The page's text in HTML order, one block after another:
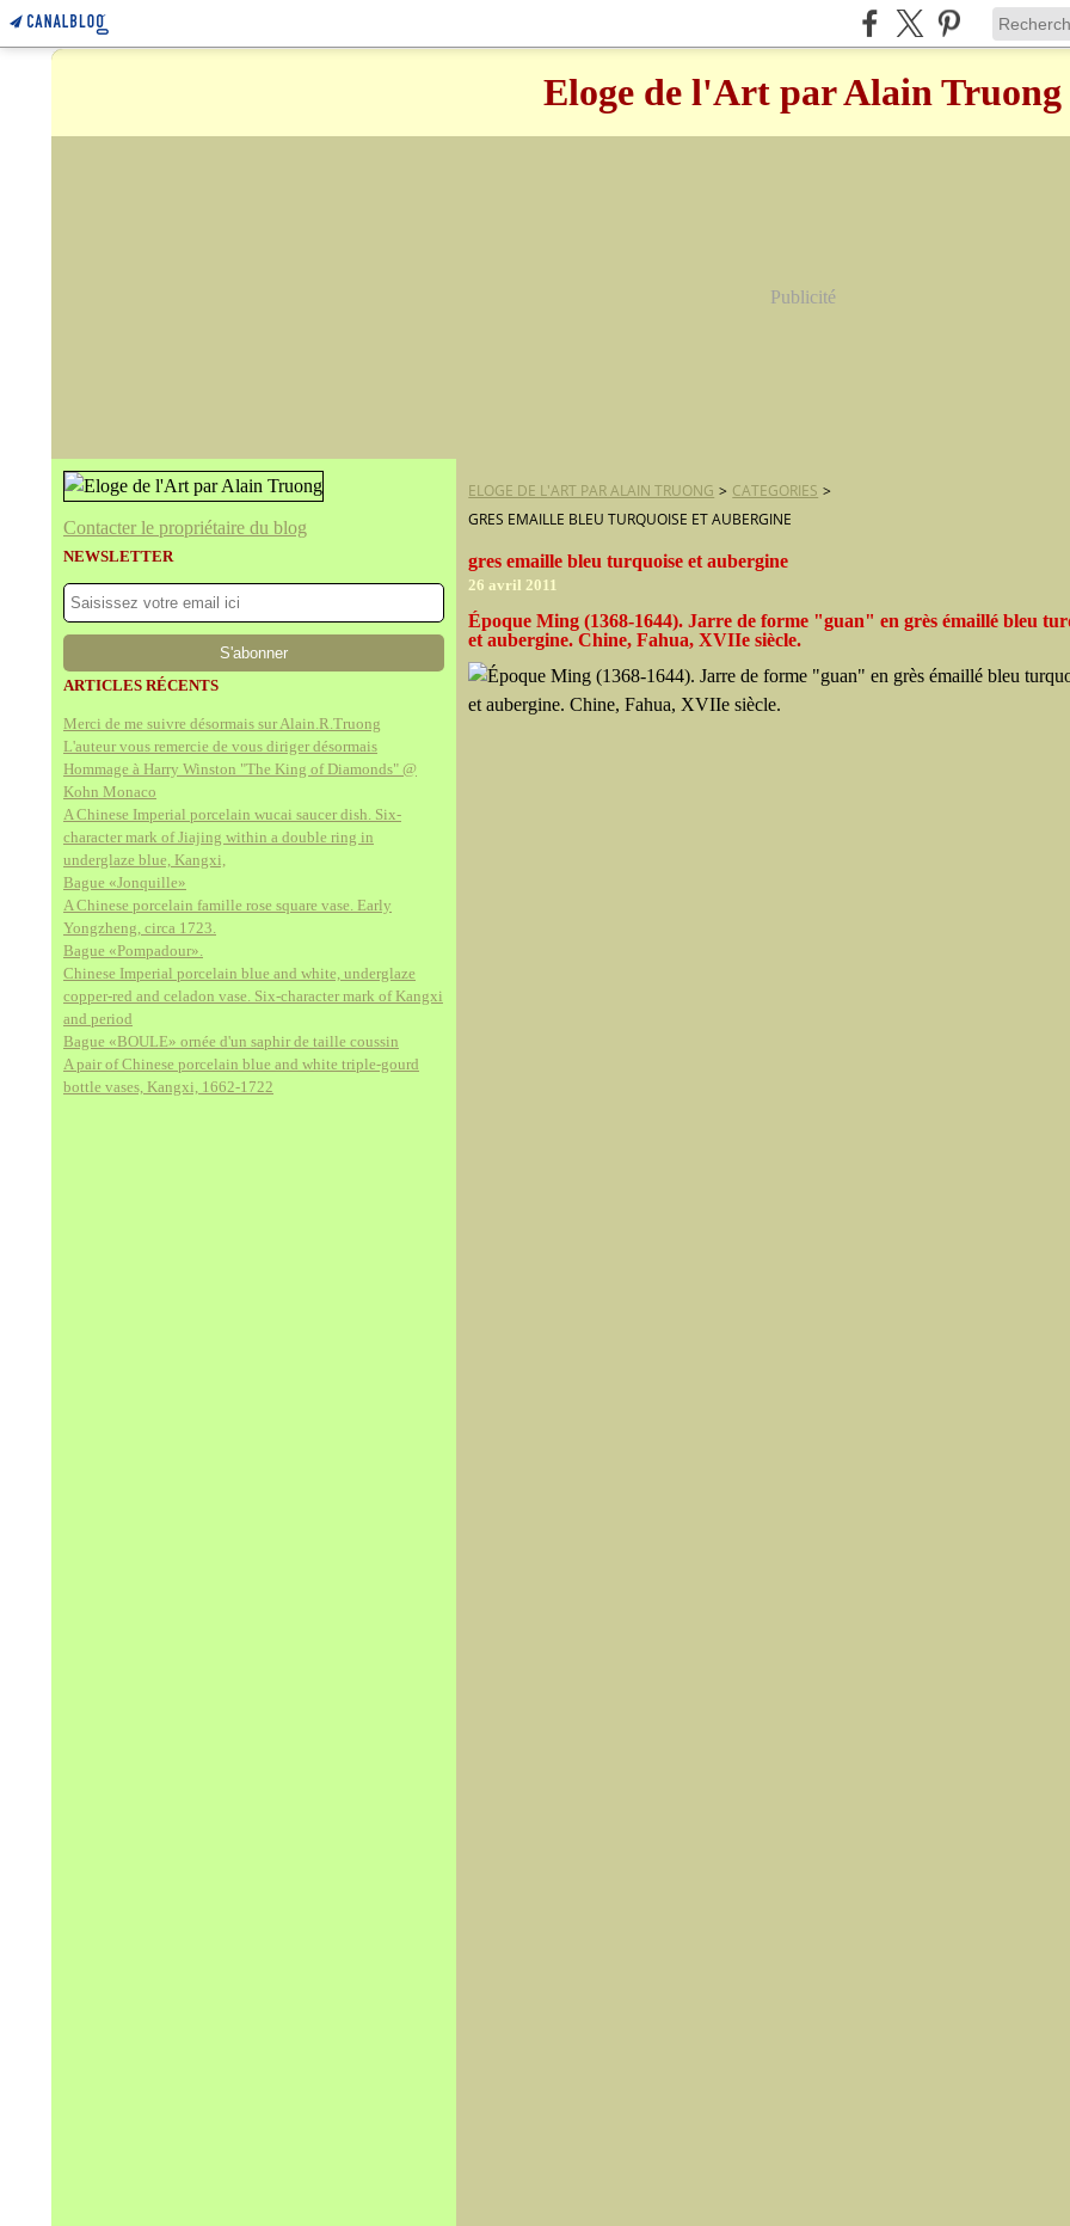
Eloge de l'Art par Alain Truong
Publicité
Contacter le propriétaire du blog
NEWSLETTER
ARTICLES RÉCENTS
Merci de me suivre désormais sur Alain.R.Truong
L'auteur vous remercie de vous diriger désormais
Hommage à Harry Winston "The King of Diamonds" @
Kohn Monaco
A Chinese Imperial porcelain wucai saucer dish. Six-
character mark of Jiajing within a double ring in
underglaze blue, Kangxi,
Bague «Jonquille»
A Chinese porcelain famille rose square vase. Early
Yongzheng, circa 1723.
Bague «Pompadour».
Chinese Imperial porcelain blue and white, underglaze
copper-red and celadon vase. Six-character mark of Kangxi
and period
Bague «BOULE» ornée d'un saphir de taille coussin
A pair of Chinese porcelain blue and white triple-gourd
bottle vases, Kangxi, 1662-1722
ELOGE DE L'ART PAR ALAIN TRUONG > CATEGORIES >
GRES EMAILLE BLEU TURQUOISE ET AUBERGINE
gres emaille bleu turquoise et aubergine
26 avril 2011
Époque Ming (1368-1644). Jarre de forme "guan" en grès émaillé bleu
et aubergine. Chine, Fahua, XVIIe siècle.